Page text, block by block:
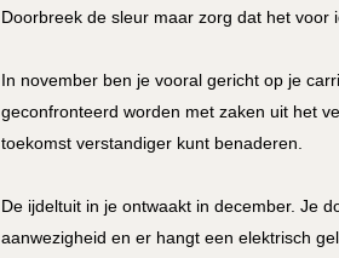
Doorbreek de sleur maar zorg dat het voor
In november ben je vooral gericht op je
geconfronteerd worden met zaken uit het
toekomst verstandiger kunt benaderen.
De ijdeltuit in je ontwaakt in december. Je
aanwezigheid en er hangt een elektrisch